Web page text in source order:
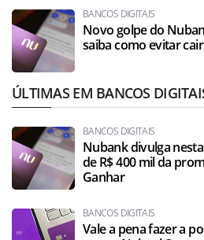
BANCOS DIGITAIS
Novo golpe do
saiba como evitar
ÚLTIMAS EM BANCOS
BANCOS DIGITAIS
Nubank divulga
de R$ 400 mil da
Ganhar
BANCOS DIGITAIS
Vale a pena fazer a